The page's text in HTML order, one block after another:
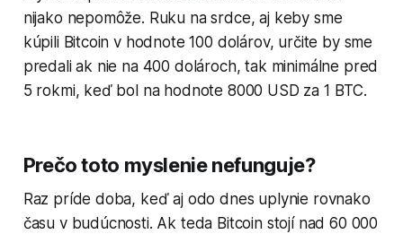
nijako nepomôže. Ruku na srdce, aj keby sme
kúpili Bitcoin v hodnote 100 dolárov, určite by sme
predali ak nie na 400 dolároch, tak minimálne pred
5 rokmi, keď bol na hodnote 8000 USD za 1 BTC.
Prečo toto myslenie nefunguje?
Raz príde doba, keď aj odo dnes uplynie rovnako
času v budúcnosti. Ak teda Bitcoin stojí nad 60 000